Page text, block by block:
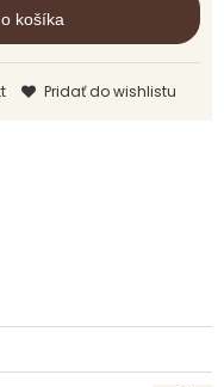
košíka
Pridať do wishlistu